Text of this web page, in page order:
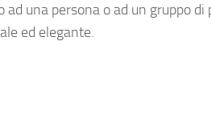
una persona o ad un gruppo di
ed elegante.